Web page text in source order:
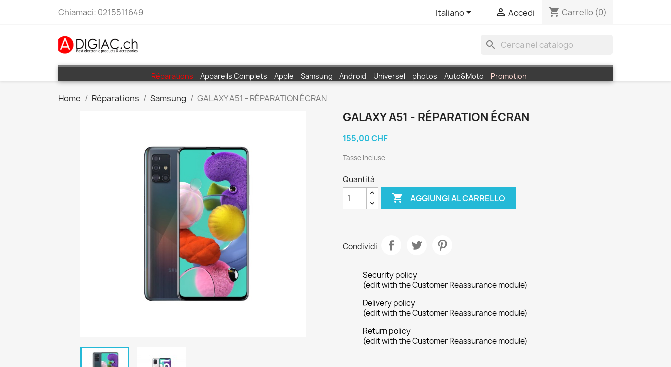
Chiamaci: 0215511649 Italiano  Accedi shopping_cart Carrello (0)
search
Réparations Appareils Complets Apple Samsung Android Universel photos Auto&Moto Promotion
Home Réparations Samsung GALAXY A51 - RÉPARATION ÉCRAN
GALAXY A51 - RÉPARATION ÉCRAN
155,00 CHF
Tasse incluse
Quantità
 AGGIUNGI AL CARRELLO
Condividi
Security policy
(edit with the Customer Reassurance module)
Delivery policy
(edit with the Customer Reassurance module)
Return policy
(edit with the Customer Reassurance module)